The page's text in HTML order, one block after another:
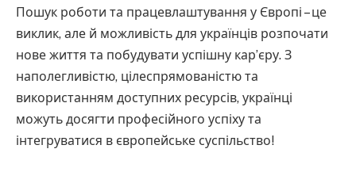
Пошук роботи та працевлаштування у Європі – це
виклик, але й можливість для українців розпочати
нове життя та побудувати успішну кар’єру. З
наполегливістю, цілеспрямованістю та
використанням доступних ресурсів, українці
можуть досягти професійного успіху та
інтегруватися в європейське суспільство!